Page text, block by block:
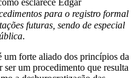
esclarece Edgar
para o registro formal
futuras, sendo de especial
.
um forte aliado dos princípios da
um procedimento que resulta